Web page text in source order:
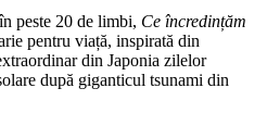
peste 20 de limbi, Ce încredințăm
pentru viață, inspirată din
din Japonia zilelor
după giganticul tsunami din